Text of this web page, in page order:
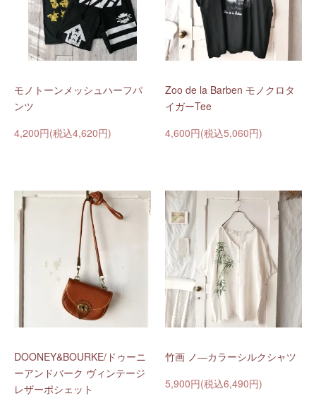
モノトーンメッシュハーフパ
ンツ
4,200円(税込4,620円)
Zoo de la Barben モノクロタ
イガーTee
4,600円(税込5,060円)
DOONEY&BOURKE/ドゥーニ
ーアンドバーク ヴィンテージ
レザーポシェット
竹画 ノ―カラーシルクシャツ
5,900円(税込6,490円)